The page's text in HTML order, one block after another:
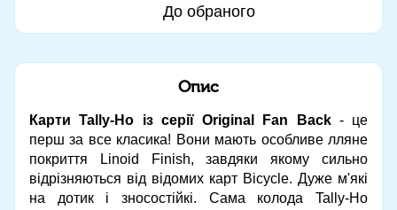
До обраного
Опис
Карти Tally-Ho із серії Original Fan Back- це
перш за все класика! Вони мають особливе лляне
покриття Linoid Finish, завдяки якому сильно
відрізняються від відомих карт Bicycle. Дуже м'які
на дотик і зносостійкі. Сама колода Tally-Ho